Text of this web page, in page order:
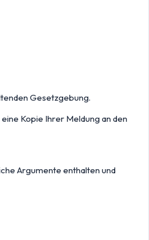
Gesetzgebung.
Kopie Ihrer Meldung an den
Argumente enthalten und